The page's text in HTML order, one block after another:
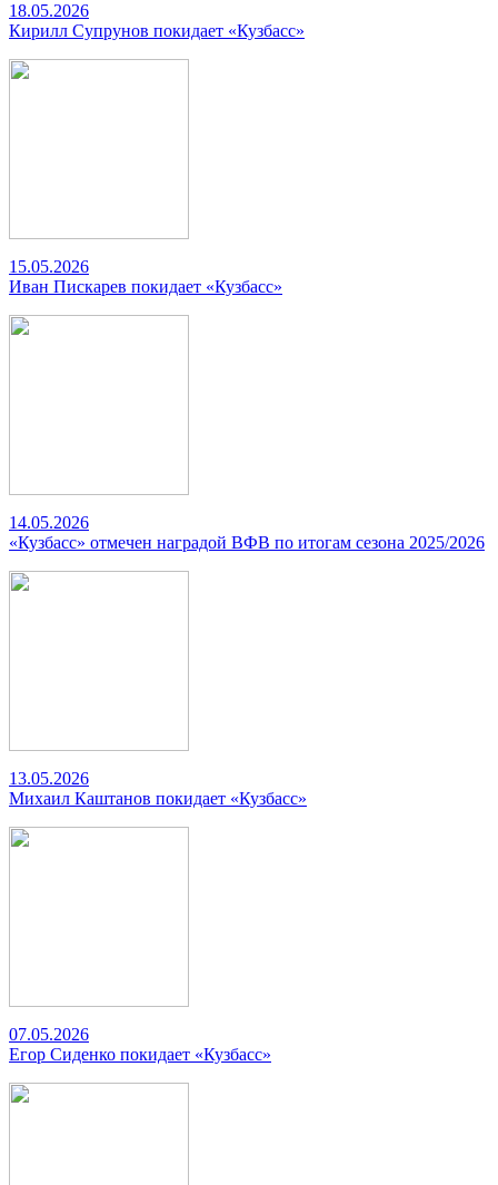
18.05.2026
Кирилл Супрунов покидает «Кузбасс»
15.05.2026
Иван Пискарев покидает «Кузбасс»
14.05.2026
«Кузбасс» отмечен наградой ВФВ по итогам сезона 2025/2026
13.05.2026
Михаил Каштанов покидает «Кузбасс»
07.05.2026
Егор Сиденко покидает «Кузбасс»